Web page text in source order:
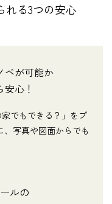
れる3つの安心
ベが可能か
心！
でもできる？」をプ
写真や図面からでも
ルの